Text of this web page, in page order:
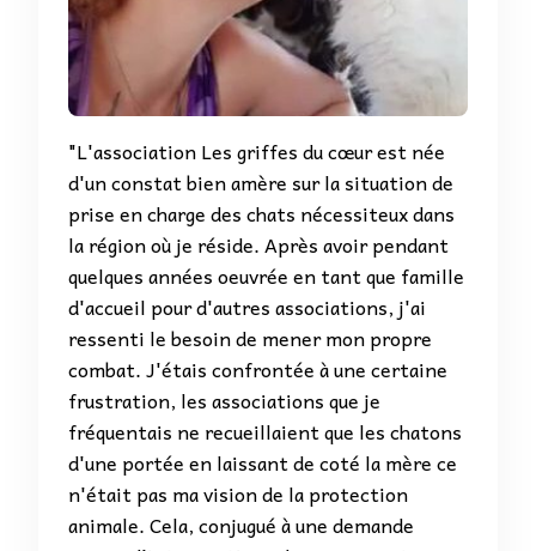
"L'association Les griffes du cœur est née
d'un constat bien amère sur la situation de
prise en charge des chats nécessiteux dans
la région où je réside. Après avoir pendant
quelques années oeuvrée en tant que famille
d'accueil pour d'autres associations, j'ai
ressenti le besoin de mener mon propre
combat. J'étais confrontée à une certaine
frustration, les associations que je
fréquentais ne recueillaient que les chatons
d'une portée en laissant de coté la mère ce
n'était pas ma vision de la protection
animale. Cela, conjugué à une demande